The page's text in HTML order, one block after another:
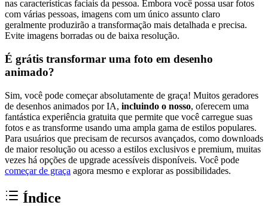
nas características faciais da pessoa. Embora você possa usar fotos
com várias pessoas, imagens com um único assunto claro
geralmente produzirão a transformação mais detalhada e precisa.
Evite imagens borradas ou de baixa resolução.
É grátis transformar uma foto em desenho
animado?
Sim, você pode começar absolutamente de graça! Muitos geradores
de desenhos animados por IA, incluindo o nosso, oferecem uma
fantástica experiência gratuita que permite que você carregue suas
fotos e as transforme usando uma ampla gama de estilos populares.
Para usuários que precisam de recursos avançados, como downloads
de maior resolução ou acesso a estilos exclusivos e premium, muitas
vezes há opções de upgrade acessíveis disponíveis. Você pode
começar de graça agora mesmo e explorar as possibilidades.
Índice